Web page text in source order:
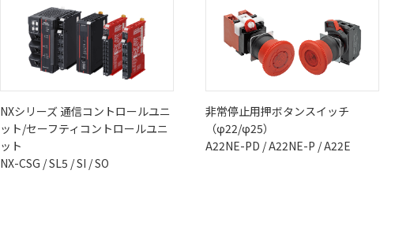
NXシリーズ 通信コントロールユニ
ット/セーフティコントロールユニ
ット
NX-CSG / SL5 / SI / SO
非常停止用押ボタンスイッチ
（φ22/φ25）
A22NE-PD / A22NE-P / A22E